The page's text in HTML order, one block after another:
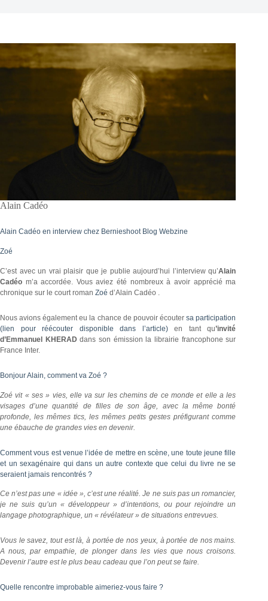
Alain Cadéo
Alain Cadéo en interview chez Bernieshoot Blog Webzine
Zoé
C’est avec un vrai plaisir que je publie aujourd’hui l’interview qu’Alain
Cadéo m’a accordée. Vous aviez été nombreux à avoir apprécié ma
chronique sur le court roman Zoé d’Alain Cadéo .
Nous avions également eu la chance de pouvoir écoutersa participation
(lien pour réécouter disponible dans l’article)en tant qu’invité
d’Emmanuel KHERADdans son émission la librairie francophone sur
France Inter.
Bonjour Alain, comment va Zoé ?
Zoé vit « ses » vies, elle va sur les chemins de ce monde et elle a les
visages d’une quantité de filles de son âge, avec la même bonté
profonde, les mêmes tics, les mêmes petits gestes préfigurant comme
une ébauche de grandes vies en devenir.
Comment vous est venue l’idée de mettre en scène, une toute jeune fille
et un sexagénaire qui dans un autre contexte que celui du livre ne se
seraient jamais rencontrés ?
Ce n’est pas une « idée », c’est une réalité. Je ne suis pas un romancier,
je ne suis qu’un « développeur » d’intentions, ou pour rejoindre un
langage photographique, un « révélateur » de situations entrevues.
Vous le savez, tout est là, à portée de nos yeux, à portée de nos mains.
A nous, par empathie, de plonger dans les vies que nous croisons.
Devenir l’autre est le plus beau cadeau que l’on peut se faire.
Quelle rencontre improbable aimeriez-vous faire ?